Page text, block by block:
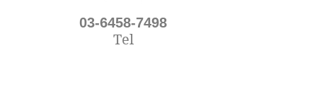
03-6458-7498
Tel